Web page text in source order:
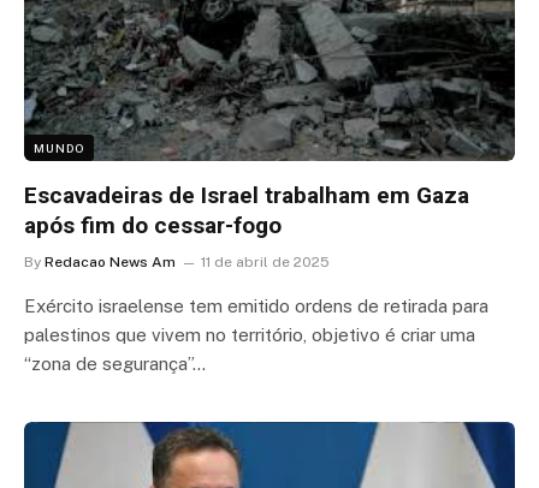
MUNDO
Escavadeiras de Israel trabalham em Gaza
após fim do cessar-fogo
By Redacao News Am 11 de abril de 2025
Exército israelense tem emitido ordens de retirada para
palestinos que vivem no território, objetivo é criar uma
“zona de segurança”…